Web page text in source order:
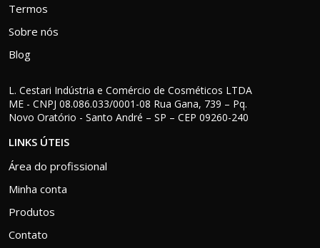
Termos
Sobre nós
Blog
L. Cestari Indústria e Comércio de Cosméticos LTDA
ME - CNPJ 08.086.033/0001-08 Rua Gana, 739 – Pq.
Novo Oratório - Santo André – SP – CEP 09260-240
LINKS ÚTEIS
Área do profissional
Minha conta
Produtos
Contato